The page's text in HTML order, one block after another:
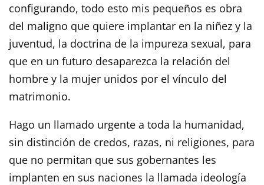
configurando, todo esto mis pequeños es obra
del maligno que quiere implantar en la niñez y la
juventud, la doctrina de la impureza sexual, para
que en un futuro desaparezca la relación del
hombre y la mujer unidos por el vínculo del
matrimonio.
Hago un llamado urgente a toda la humanidad,
sin distinción de credos, razas, ni religiones, para
que no permitan que sus gobernantes les
implanten en sus naciones la llamada ideología